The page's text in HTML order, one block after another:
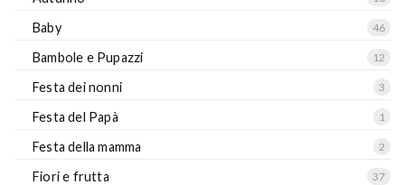
Baby 46
Bambole e Pupazzi 12
Festa dei nonni 3
Festa del Papà 1
Festa della mamma 2
Fiori e frutta 37